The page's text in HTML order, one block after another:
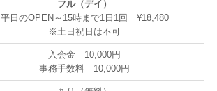
フル（デイ）
平日のOPEN～15時まで1日1回 ¥18,480
※土日祝日は不可
入会金 10,000円
事務手数料 10,000円